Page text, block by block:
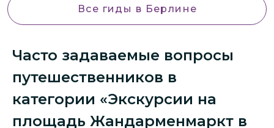
Все гиды в Берлине
Часто задаваемые вопросы
путешественников в
категории «Экскурсии на
площадь Жандарменмаркт в